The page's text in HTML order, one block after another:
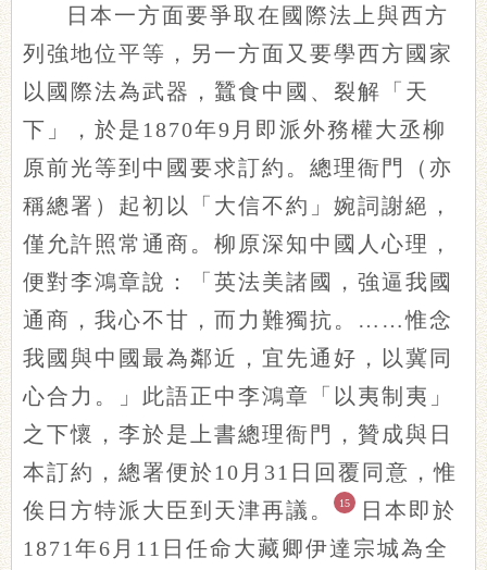
日本一方面要爭取在國際法上與西方
列強地位平等，另一方面又要學西方國家
以國際法為武器，蠶食中國、裂解「天
下」，於是1870年9月即派外務權大丞柳
原前光等到中國要求訂約。總理衙門（亦
稱總署）起初以「大信不約」婉詞謝絕，
僅允許照常通商。柳原深知中國人心理，
便對李鴻章說：「英法美諸國，強逼我國
通商，我心不甘，而力難獨抗。……惟念
我國與中國最為鄰近，宜先通好，以冀同
心合力。」此語正中李鴻章「以夷制夷」
之下懷，李於是上書總理衙門，贊成與日
本訂約，總署便於10月31日回覆同意，惟
俟日方特派大臣到天津再議。
15
日本即於
1871年6月11日任命大藏卿伊達宗城為全